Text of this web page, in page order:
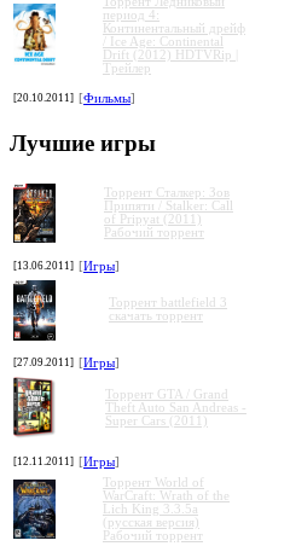
период 4:
Континентальный дрейф
/ Ice Age: Continental
Drift (2012) HDTVRip |
Трейлер
[20.10.2011] [Фильмы]
Лучшие игры
Торрент Сталкер: Зов
Припяти / Stalker: Call
of Pripyat (2011)
Рабочий торрент
[13.06.2011] [Игры]
Торрент battlefield 3
скачать торрент
[27.09.2011] [Игры]
Торрент GTA / Grand
Theft Auto San Andreas -
Super Cars (2011)
[12.11.2011] [Игры]
Торрент World of
WarCraft: Wrath of the
Lich King 3.3.5a
(русская версия)
Рабочий торрент